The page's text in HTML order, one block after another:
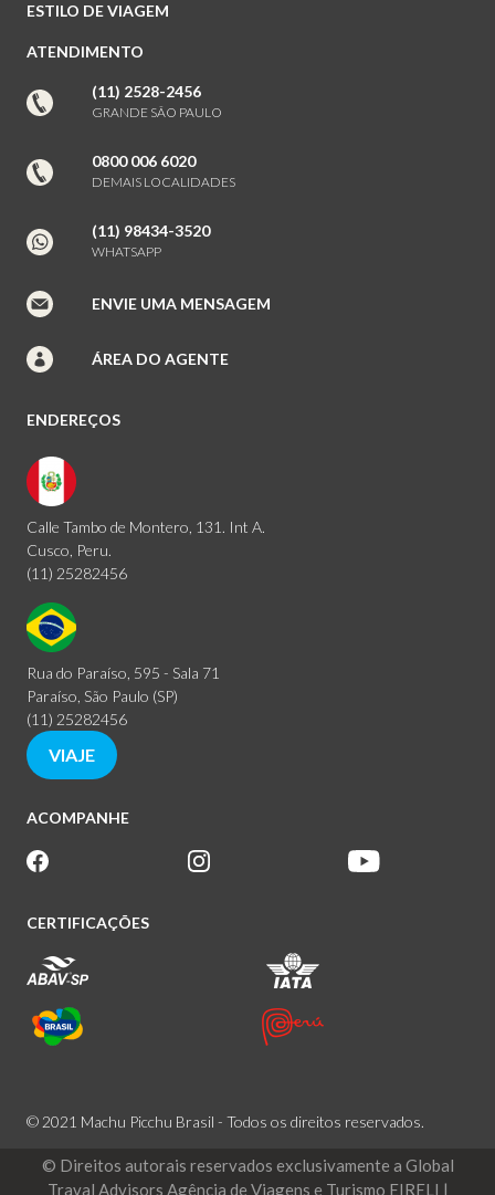
ESTILO DE VIAGEM
ATENDIMENTO
(11) 2528-2456
GRANDE SÃO PAULO
0800 006 6020
DEMAIS LOCALIDADES
(11) 98434-3520
WHATSAPP
ENVIE UMA MENSAGEM
ÁREA DO AGENTE
ENDEREÇOS
Calle Tambo de Montero, 131. Int A.
Cusco, Peru.
(11) 25282456
Rua do Paraíso, 595 - Sala 71
Paraíso, São Paulo (SP)
(11) 25282456
VIAJE
ACOMPANHE
CERTIFICAÇÕES
© 2021 Machu Picchu Brasil - Todos os direitos reservados.
© Direitos autorais reservados exclusivamente a Global
Traval Advisors Agência de Viagens e Turismo EIRELI |